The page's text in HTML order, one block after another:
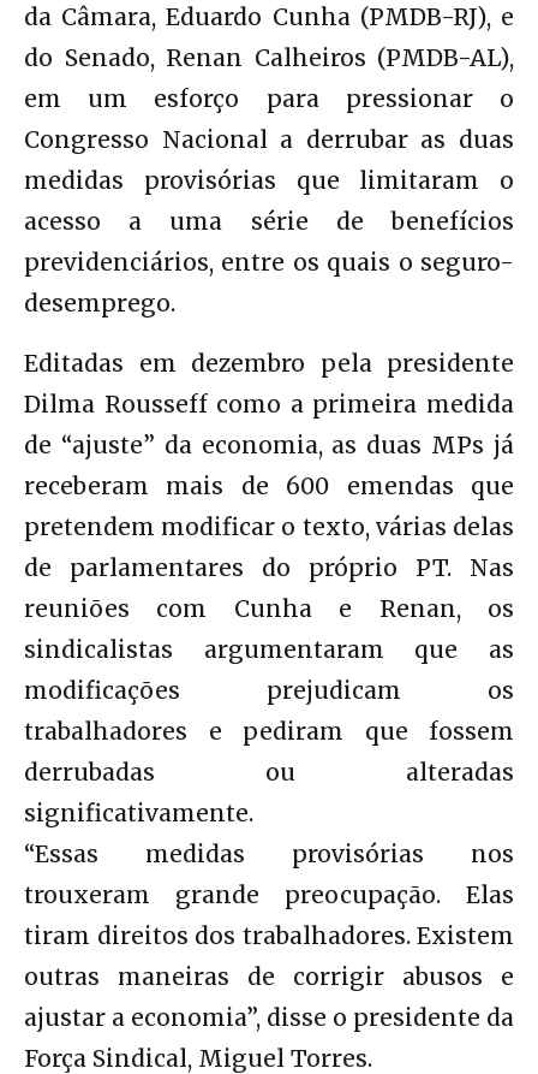
da Câmara, Eduardo Cunha (PMDB-RJ), e
do Senado, Renan Calheiros (PMDB-AL),
em um esforço para pressionar o
Congresso Nacional a derrubar as duas
medidas provisórias que limitaram o
acesso a uma série de benefícios
previdenciários, entre os quais o seguro-
desemprego.
Editadas em dezembro pela presidente
Dilma Rousseff como a primeira medida
de “ajuste” da economia, as duas MPs já
receberam mais de 600 emendas que
pretendem modificar o texto, várias delas
de parlamentares do próprio PT. Nas
reuniões com Cunha e Renan, os
sindicalistas argumentaram que as
modificações prejudicam os
trabalhadores e pediram que fossem
derrubadas ou alteradas
significativamente.
“Essas medidas provisórias nos
trouxeram grande preocupação. Elas
tiram direitos dos trabalhadores. Existem
outras maneiras de corrigir abusos e
ajustar a economia”, disse o presidente da
Força Sindical, Miguel Torres.